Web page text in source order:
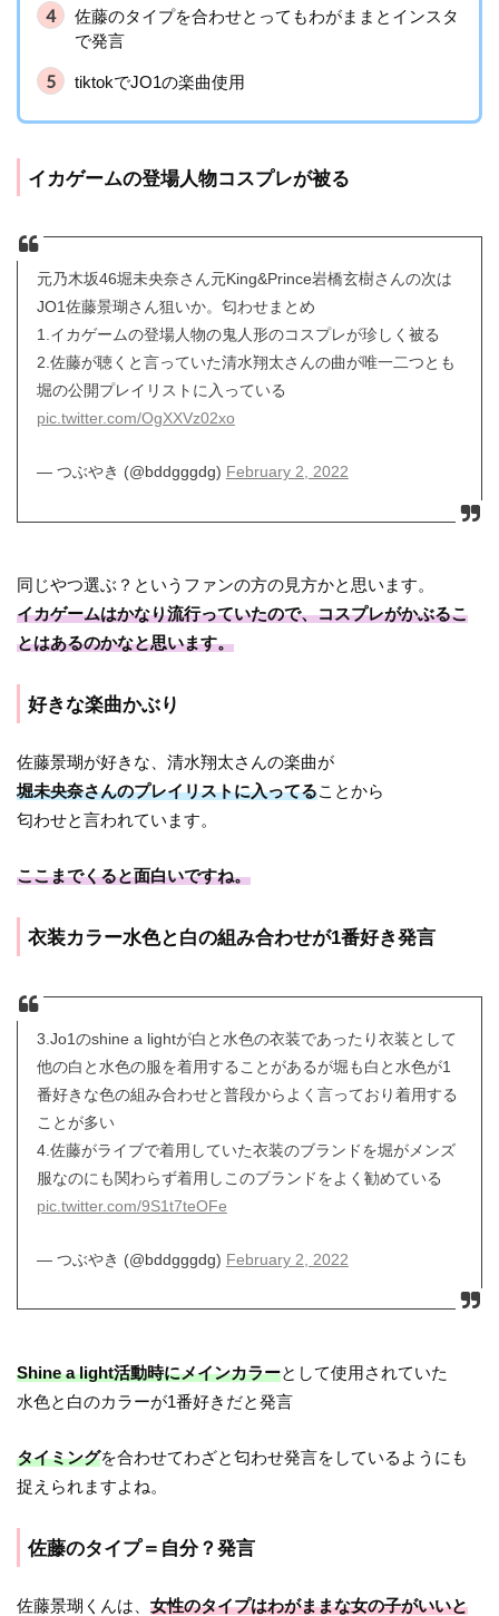
佐藤のタイプを合わせとってもわがままとインスタ
で発言
tiktokでJO1の楽曲使用
イカゲームの登場人物コスプレが被る
元乃木坂46堀未央奈さん元King&Prince岩橋玄樹さんの次は
JO1佐藤景瑚さん狙いか。匂わせまとめ
1.イカゲームの登場人物の鬼人形のコスプレが珍しく被る
2.佐藤が聴くと言っていた清水翔太さんの曲が唯一二つとも
堀の公開プレイリストに入っている
pic.twitter.com/OgXXVz02xo
— つぶやき (@bddgggdg) February 2, 2022
同じやつ選ぶ？というファンの方の見方かと思います。
イカゲームはかなり流行っていたので、コスプレがかぶるこ
とはあるのかなと思います。
好きな楽曲かぶり
佐藤景瑚が好きな、清水翔太さんの楽曲が
堀未央奈さんのプレイリストに入ってることから
匂わせと言われています。
ここまでくると面白いですね。
衣装カラー水色と白の組み合わせが1番好き発言
3.Jo1のshine a lightが白と水色の衣装であったり衣装として
他の白と水色の服を着用することがあるが堀も白と水色が1
番好きな色の組み合わせと普段からよく言っており着用する
ことが多い
4.佐藤がライブで着用していた衣装のブランドを堀がメンズ
服なのにも関わらず着用しこのブランドをよく勧めている
pic.twitter.com/9S1t7teOFe
— つぶやき (@bddgggdg) February 2, 2022
Shine a light活動時にメインカラーとして使用されていた
水色と白のカラーが1番好きだと発言
タイミングを合わせてわざと匂わせ発言をしているようにも
捉えられますよね。
佐藤のタイプ＝自分？発言
佐藤景瑚くんは、女性のタイプはわがままな女の子がいいと